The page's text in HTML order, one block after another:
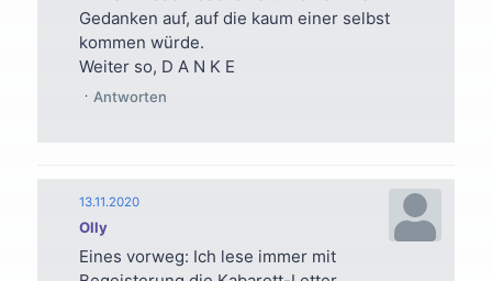
Gedanken auf, auf die kaum einer selbst
kommen würde.
Weiter so, D A N K E
Antworten
Olly
13.11.2020
Eines vorweg: Ich lese immer mit